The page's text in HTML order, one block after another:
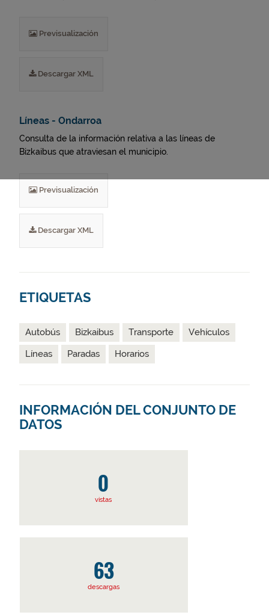
Previsualización
Descargar XML
Líneas - Ondarroa
Consulta de la información relativa a las líneas de
Bizkaibus que atraviesan el municipio.
Previsualización
Descargar XML
ETIQUETAS
Autobús Bizkaibus Transporte
Vehículos
Líneas
Paradas Horarios
INFORMACIÓN DEL CONJUNTO DE
DATOS
0
vistas
63
descargas